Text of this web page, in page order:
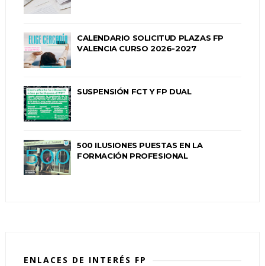
CALENDARIO SOLICITUD PLAZAS FP
VALENCIA CURSO 2026-2027
SUSPENSIÓN FCT Y FP DUAL
500 ILUSIONES PUESTAS EN LA
FORMACIÓN PROFESIONAL
ENLACES DE INTERÉS FP